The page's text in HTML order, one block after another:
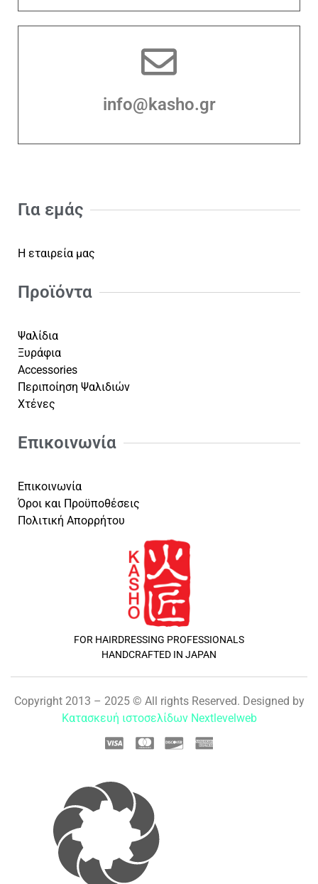
info@kasho.gr
Για εμάς
Η εταιρεία μας
Προϊόντα
Ψαλίδια
Ξυράφια
Accessories
Περιποίηση Ψαλιδιών
Χτένες
Επικοινωνία
Επικοινωνία
Όροι και Προϋποθέσεις
Πολιτική Απορρήτου
FOR HAIRDRESSING PROFESSIONALS
HANDCRAFTED IN JAPAN
Copyright 2013 – 2025 © All rights Reserved. Designed by
Κατασκευή ιστοσελίδων Nextlevelweb